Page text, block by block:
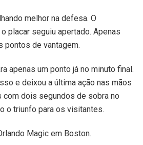
melhor na defesa. O
placar seguiu apertado. Apenas
pontos de vantagem.
apenas um ponto já no minuto final.
e deixou a última ação nas mãos
dois segundos de sobra no
o triunfo para os visitantes.
Magic em Boston.